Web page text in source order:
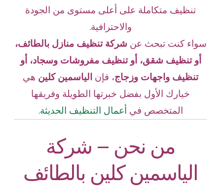
تنظيف متكاملة على أعلى مستوى من الجودة
والاحترافية.
سواء كنت تبحث عنشركة تنظيف منازل بالطائف،
أو تنظيف شقق، أو تنظيف مفروشات وسجاد، أو
تنظيف واجهات وزجاج، فإن الياسمين كلين هي
خيارك الأول بفضل خبرتها الطويلة وفريقها
المتخصص في أعمال التنظيف الحديثة.
من نحن – شركة
الياسمين كلين بالطائف